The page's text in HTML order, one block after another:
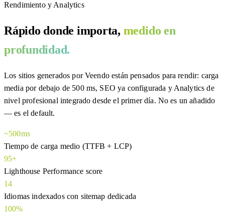
Rendimiento y Analytics
Rápido donde importa, medido en
profundidad.
Los sitios generados por Veendo están pensados para rendir: carga
media por debajo de 500 ms, SEO ya configurada y Analytics de
nivel profesional integrado desde el primer día. No es un añadido
— es el default.
~500ms
Tiempo de carga medio (TTFB + LCP)
95+
Lighthouse Performance score
14
Idiomas indexados con sitemap dedicada
100%